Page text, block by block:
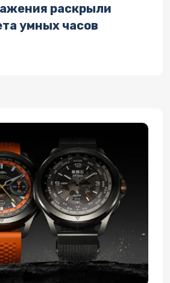
раскрыли
умных часов